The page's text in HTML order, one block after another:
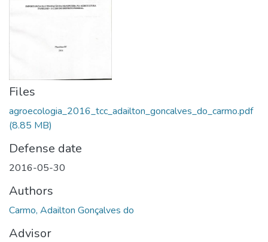
Files
agroecologia_2016_tcc_adailton_goncalves_do_carmo.pdf
(8.85 MB)
Defense date
2016-05-30
Authors
Carmo, Adailton Gonçalves do
Advisor